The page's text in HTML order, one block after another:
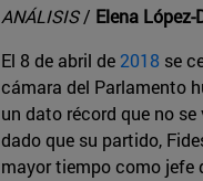
ANÁLISIS/ Elena López-
El 8 de abril de 2018 se
cámara del Parlamento
un dato récord que no se
dado que su partido,
mayor tiempo como jefe